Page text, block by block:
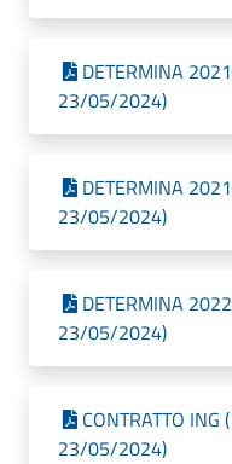
DETERMINA
23/05/2024)
DETERMINA
23/05/2024)
DETERMINA
23/05/2024)
CONTRATTO
23/05/2024)